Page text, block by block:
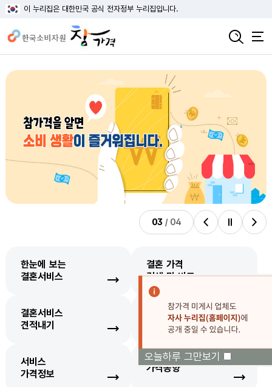
이 누리집은 대한민국 공식 전자정부 누리집입니다.
오늘하루 그만보기
03 / 04
한눈에 보는
결혼서비스
결혼 가격
검색 및 비교
결혼서비스
견적내기
생필품
가격정보
서비스
가격정보
가격동향